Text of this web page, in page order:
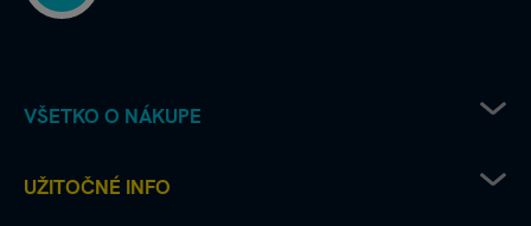
VŠETKO O NÁKUPE
Recenzie a hodnotenia - ako to chodí u nás
UŽITOČNÉ INFO